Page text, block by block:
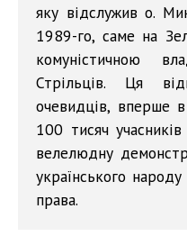
яку відслужив о.
1989-го, саме на
комуністичною
Стрільців. Ця
очевидців, вперше
100 тисяч
велелюдну
українського народу
права.